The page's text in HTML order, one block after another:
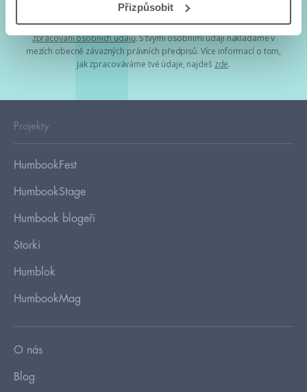
Přizpůsobit
Tvá e-mailová adresa je u nás v bezpečí. Přečti sinaše podmínky
zpracování osobních údajů. S tvými osobními údaji nakládáme v
mezích obecně závazných právních předpisů. Více informací o tom,
jak zpracováváme tvé údaje, najdeš zde.
Projekty
HumbookFest
HumbookStage
Humbook blogeři
Storki
Humblok
HumbookMag
O nás
Blog